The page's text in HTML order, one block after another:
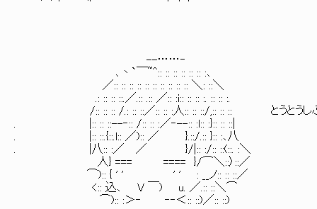
--……‐
､丶`￣~^:: :: :: :: :: :: :､
／:: :: :: :: :: :: :: :: :: :: ＼: ::＼
.: :: :: ::.／.:: .:: ／:: :i:: :: :: :. :: :: :.
/:: :: :: /.: :: ::／:: :: :人:: :: ::/,:: :: :: とうとうしぶ
. |:: :: ::--‐:: /:: :: :／‐--:: :l:: :}:: :: ::|
. |:: ::.{::.l:: ／):: ／ }.::/.:: }:: :､八
. |八:: :／ ／ }/|:: :/:: ::(::. :＼
人} === ==== }/⌒＼::〉::／
⌒):: { ' ' ' ' : __ノ:: :: ::／
<:: 込､ V ￣) u. ／.:: ::＼⌒
⌒):: :＞‐ ‐‐＜:: ::)／:: ::)